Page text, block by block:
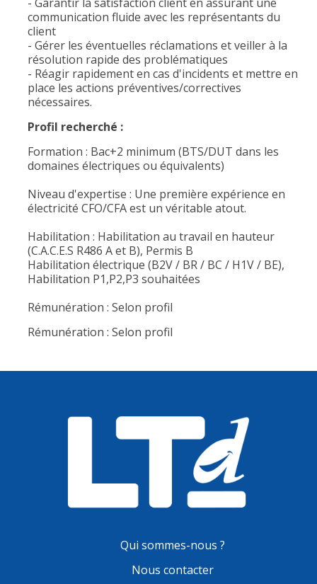
communication fluide avec les représentants du
client
- Gérer les éventuelles réclamations et veiller à la
résolution rapide des problématiques
- Réagir rapidement en cas d'incidents et mettre en
place les actions préventives/correctives
nécessaires.
Profil recherché :
Formation : Bac+2 minimum (BTS/DUT dans les
domaines électriques ou équivalents)
Niveau d'expertise : Une première expérience en
électricité CFO/CFA est un véritable atout.
Habilitation : Habilitation au travail en hauteur
(C.A.C.E.S R486 A et B), Permis B
Habilitation électrique (B2V / BR / BC / H1V / BE),
Habilitation P1,P2,P3 souhaitées
Rémunération : Selon profil
Rémunération : Selon profil
Qui sommes-nous ?
Nous contacter